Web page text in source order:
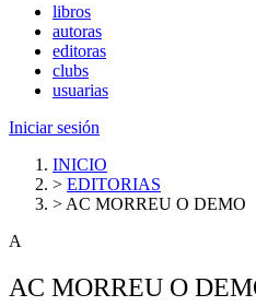
libros
autoras
editoras
clubs
usuarias
Iniciar sesión
INICIO
> EDITORIAS
> AC MORREU O DEMO
A
AC MORREU O